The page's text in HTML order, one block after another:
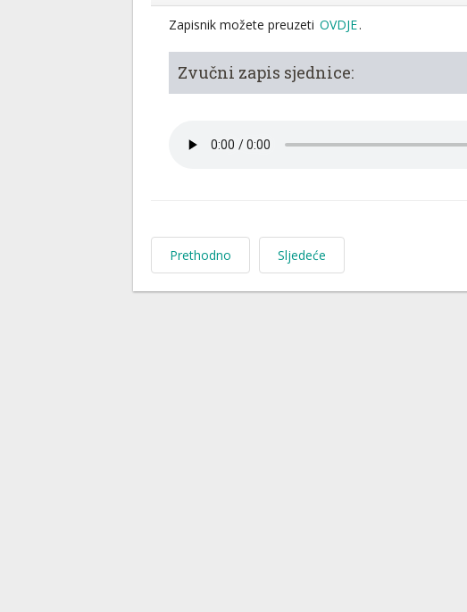
Zapisnik možete preuzeti OVDJE.
Zvučni zapis sjednice:
Prethodno Sljedeće